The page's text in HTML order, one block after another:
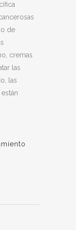
de
cremas
las
las